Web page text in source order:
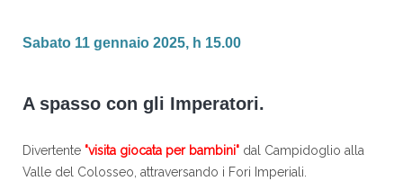
Sabato 11 gennaio 2025, h 15.00
A spasso con gli Imperatori.
Divertente "visita giocata per bambini" dal Campidoglio alla
Valle del Colosseo, attraversando i Fori Imperiali.